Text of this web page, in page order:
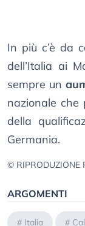
In più c’è da
dell’Italia ai
sempre un
nazionale
della
Germania.
© RIPRODUZIONE
ARGOMENTI
# Italia #